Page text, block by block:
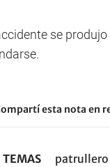
se
esta nota en
TEMAS patrullero